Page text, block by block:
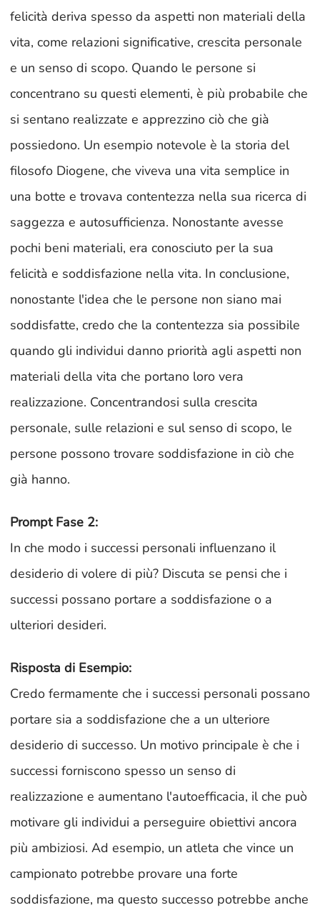
felicità deriva spesso da aspetti non materiali della
vita, come relazioni significative, crescita personale
e un senso di scopo. Quando le persone si
concentrano su questi elementi, è più probabile che
si sentano realizzate e apprezzino ciò che già
possiedono. Un esempio notevole è la storia del
filosofo Diogene, che viveva una vita semplice in
una botte e trovava contentezza nella sua ricerca di
saggezza e autosufficienza. Nonostante avesse
pochi beni materiali, era conosciuto per la sua
felicità e soddisfazione nella vita. In conclusione,
nonostante l'idea che le persone non siano mai
soddisfatte, credo che la contentezza sia possibile
quando gli individui danno priorità agli aspetti non
materiali della vita che portano loro vera
realizzazione. Concentrandosi sulla crescita
personale, sulle relazioni e sul senso di scopo, le
persone possono trovare soddisfazione in ciò che
già hanno.
Prompt Fase 2:
In che modo i successi personali influenzano il
desiderio di volere di più? Discuta se pensi che i
successi possano portare a soddisfazione o a
ulteriori desideri.
Risposta di Esempio:
Credo fermamente che i successi personali possano
portare sia a soddisfazione che a un ulteriore
desiderio di successo. Un motivo principale è che i
successi forniscono spesso un senso di
realizzazione e aumentano l'autoefficacia, il che può
motivare gli individui a perseguire obiettivi ancora
più ambiziosi. Ad esempio, un atleta che vince un
campionato potrebbe provare una forte
soddisfazione, ma questo successo potrebbe anche